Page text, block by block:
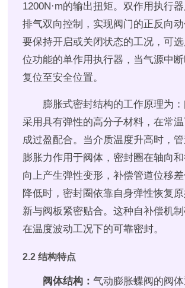
1200N·m的输出扭矩。双作用执行
排气双向控制，实现阀门的正反向
要保持开启或关闭状态的工况，可
位功能的单作用执行器，当气源中
复位至安全位置。
膨胀式密封结构的工作原理为
采用具有弹性的高分子材料，在常
成过盈配合。当介质温度升高时，
膨胀力作用于阀体，密封圈在轴向
向上产生弹性变形，补偿管道位移
降低时，密封圈依靠自身弹性恢复
新与阀板紧密贴合。这种自补偿机
在温度波动工况下的可靠密封。
2.2 结构特点
阀体结构：气动膨胀蝶阀的阀